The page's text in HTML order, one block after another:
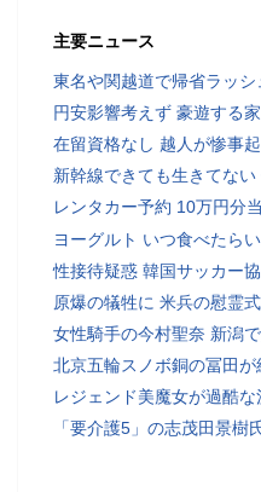
主要ニュース
東名や関越道で帰省ラッシ
円安影響考えず 豪遊する
在留資格なし 越人が惨事
新幹線できても生きてない
レンタカー予約 10万円分
ヨーグルト いつ食べたら
性接待疑惑 韓国サッカー
原爆の犠牲に 米兵の慰霊
女性騎手の今村聖奈 新潟
北京五輪スノボ銅の冨田が
レジェンド美魔女が過酷な
「要介護5」の志茂田景樹